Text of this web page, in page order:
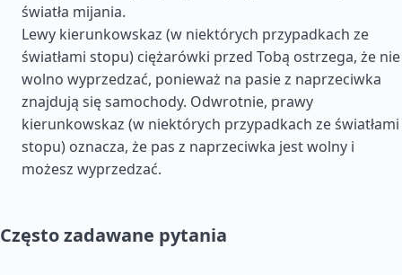
światła mijania.
Lewy kierunkowskaz (w niektórych przypadkach ze
światłami stopu) ciężarówki przed Tobą ostrzega, że nie
wolno wyprzedzać, ponieważ na pasie z naprzeciwka
znajdują się samochody. Odwrotnie, prawy
kierunkowskaz (w niektórych przypadkach ze światłami
stopu) oznacza, że pas z naprzeciwka jest wolny i
możesz wyprzedzać.
Często zadawane pytania